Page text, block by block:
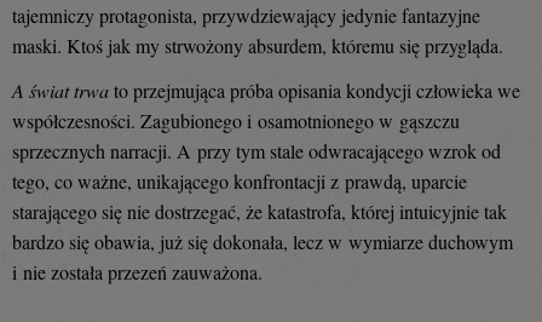
tajemniczy protagonista, przywdziewający jedynie fantazyjne
maski. Ktoś jak my strwożony absurdem, któremu się przygląda.
A świat trwato przejmująca próba opisania kondycji człowieka we
współczesności. Zagubionego i osamotnionego w gąszczu
sprzecznych narracji. A przy tym stale odwracającego wzrok od
tego, co ważne, unikającego konfrontacji z prawdą, uparcie
starającego się nie dostrzegać, że katastrofa, której intuicyjnie tak
bardzo się obawia, już się dokonała, lecz w wymiarze duchowym
i nie została przezeń zauważona.